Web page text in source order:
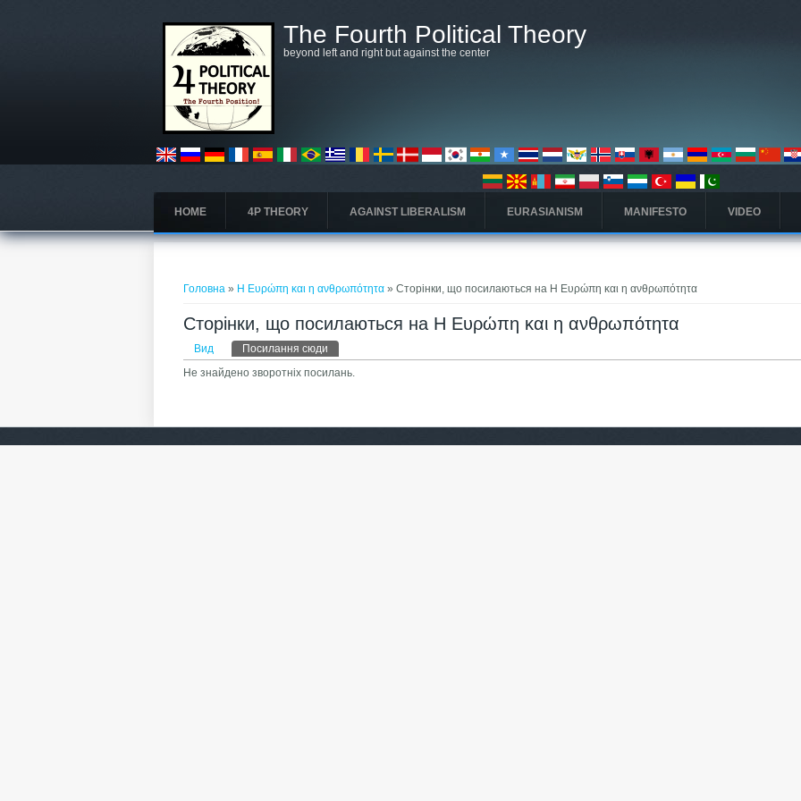
The Fourth Political Theory
beyond left and right but against the center
HOME 4P THEORY AGAINST LIBERALISM EURASIANISM MANIFESTO VIDEO
Головна » Η Ευρώπη και η ανθρωπότητα » Сторінки, що посилаються на Η Ευρώπη και η ανθρωπότητα
Сторінки, що посилаються на Η Ευρώπη και η ανθρωπότητα
Первинні вкладки
Вид Посилання сюди
Не знайдено зворотніх посилань.